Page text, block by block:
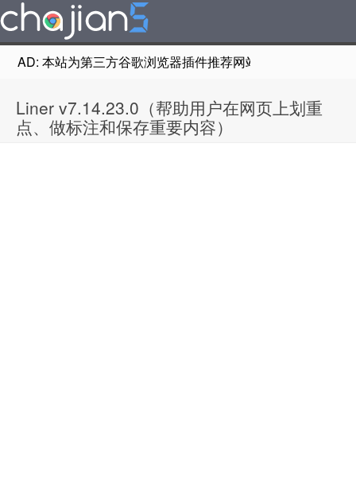
AD: 本站为第三方谷歌浏览器插件推荐网站，非Google
Liner v7.14.23.0（帮助用户在网页上划重
点、做标注和保存重要内容）